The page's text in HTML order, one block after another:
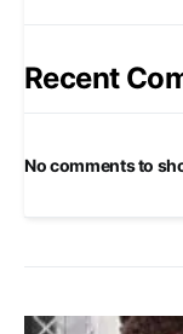
Recent
No comments to